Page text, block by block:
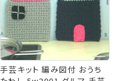
手芸キット 編み図付 おうち